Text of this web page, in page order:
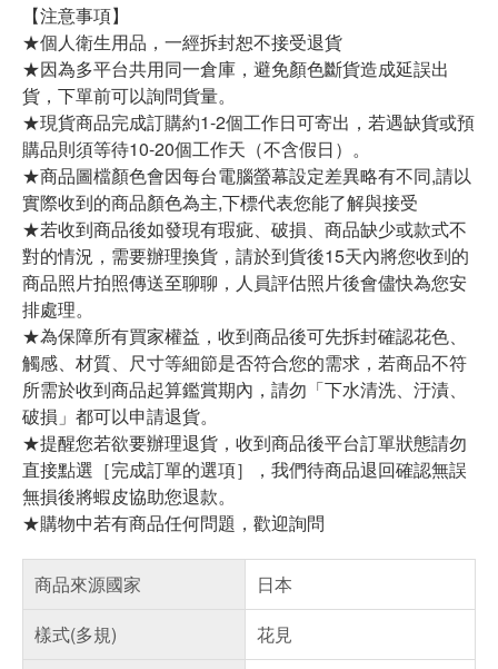
【注意事項】
★個人衛生用品，一經拆封恕不接受退貨
★因為多平台共用同一倉庫，避免顏色斷貨造成延誤出
貨，下單前可以詢問貨量。
★現貨商品完成訂購約1-2個工作日可寄出，若遇缺貨或預
購品則須等待10-20個工作天（不含假日）。
★商品圖檔顏色會因每台電腦螢幕設定差異略有不同,請以
實際收到的商品顏色為主,下標代表您能了解與接受
★若收到商品後如發現有瑕疵、破損、商品缺少或款式不
對的情況，需要辦理換貨，請於到貨後15天內將您收到的
商品照片拍照傳送至聊聊，人員評估照片後會儘快為您安
排處理。
★為保障所有買家權益，收到商品後可先拆封確認花色、
觸感、材質、尺寸等細節是否符合您的需求，若商品不符
所需於收到商品起算鑑賞期內，請勿「下水清洗、汙漬、
破損」都可以申請退貨。
★提醒您若欲要辦理退貨，收到商品後平台訂單狀態請勿
直接點選［完成訂單的選項］，我們待商品退回確認無誤
無損後將蝦皮協助您退款。
★購物中若有商品任何問題，歡迎詢問
商品來源國家
日本
樣式(多規)
花見